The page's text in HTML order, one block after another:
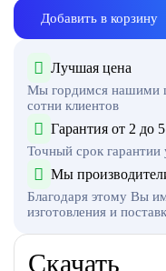
Добавить в корзину
Лучшая цена
Мы гордимся нашими
сотни клиентов
Гарантия от 2 до
Точный срок гарантии
Мы
Благодаря этому Вы
изготовления и
Скачать